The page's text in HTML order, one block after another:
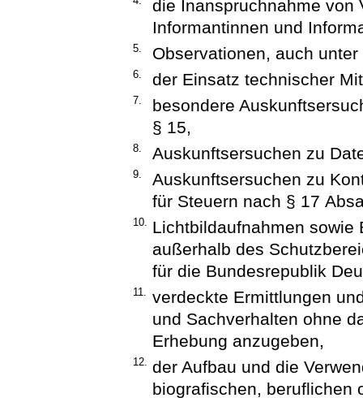
die Inanspruchnahme von
Informantinnen und
5. Observationen, auch
6. der Einsatz technischer
7.
besondere
§ 15,
8. Auskunftsersuchen zu
9.
Auskunftsersuchen zu
für Steuern nach § 17
10. Lichtbildaufnahmen sowie
außerhalb des
für die Bundesrepublik
11. verdeckte Ermittlungen
und Sachverhalten ohne
Erhebung anzugeben,
12. der Aufbau und die
biografischen, beruflichen